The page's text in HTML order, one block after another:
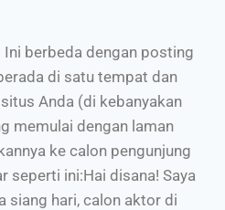
berbeda dengan posting
di satu tempat dan
Anda (di kebanyakan
memulai dengan laman
ke calon pengunjung
seperti ini:Hai disana! Saya
siang hari, calon aktor di